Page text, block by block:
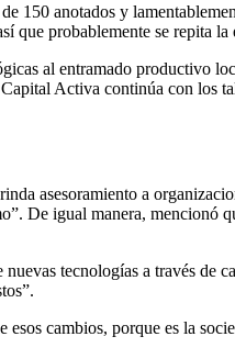
150 anotados y
que probablemente se repita
al entramado productivo
Activa continúa con
asesoramiento a
De igual manera,
tecnologías a través
cambios, porque es la